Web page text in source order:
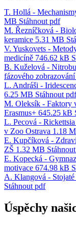
T. Hollá -
MB Stáhnout pdf
M. Řezníčková -
keramice 5.31 MB
V. Yuskovets -
medicíně 746.62 kB
B. Kuželová -
fázového zobrazování
L. Andráši -
6.25 MB Stáhnout pdf
M. Oleksík - Faktory
Erasmus+ 645.25 kB
L. Pecová -
v Zoo Ostrava 1.18
E. Kupčíková -
ZŠ 1.32 MB Stáhnout
E. Kopecká -
motivace 674.98 kB
A. Klangová -
Stáhnout pdf
Úspěchy